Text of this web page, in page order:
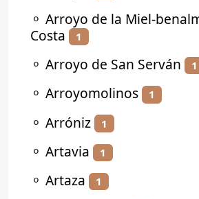
⚬ Arroyo de la Miel-
Costa
1
⚬ Arroyo de San Serván 1
⚬ Arroyomolinos 1
⚬ Arróniz 1
⚬ Artavia 1
⚬ Artaza 1